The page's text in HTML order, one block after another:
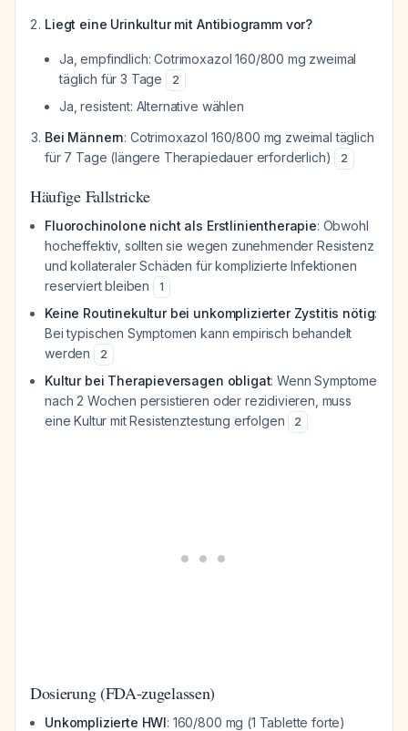
Liegt eine Urinkultur mit Antibiogramm vor?
Ja, empfindlich: Cotrimoxazol 160/800 mg zweimal
täglich für 3 Tage
2
Ja, resistent: Alternative wählen
Bei Männern: Cotrimoxazol 160/800 mg zweimal täglich
für 7 Tage (längere Therapiedauer erforderlich)
2
Häufige Fallstricke
Fluorochinolone nicht als Erstlinientherapie: Obwohl
hocheffektiv, sollten sie wegen zunehmender Resistenz
und kollateraler Schäden für komplizierte Infektionen
reserviert bleiben
1
Keine Routinekultur bei unkomplizierter Zystitis nötig:
Bei typischen Symptomen kann empirisch behandelt
werden
2
Kultur bei Therapieversagen obligat: Wenn Symptome
nach 2 Wochen persistieren oder rezidivieren, muss
eine Kultur mit Resistenztestung erfolgen
2
Dosierung (FDA-zugelassen)
Unkomplizierte HWI: 160/800 mg (1 Tablette forte)